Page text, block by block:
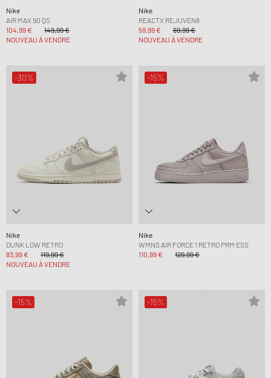
Nike
AIR MAX 90 QS
104,99 €
149,99 €
NOUVEAU À VENDRE
Nike
REACTX REJUVEN8
59,99 €
69,99 €
NOUVEAU À VENDRE
-30%
Nike
DUNK LOW RETRO
83,99 €
119,99 €
NOUVEAU À VENDRE
-15%
Nike
WMNS AIR FORCE 1 RETRO PRM ESS
110,99 €
129,99 €
-15% -15%